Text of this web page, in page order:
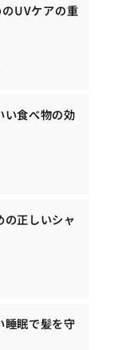
UVケアの重
い食べ物の効
正しいシャ
睡眠で髪を守